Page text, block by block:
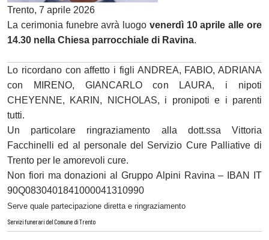
Trento, 7 aprile 2026
La cerimonia funebre avrà luogo venerdì 10 aprile alle ore
14.30 nella Chiesa parrocchiale di Ravina.
Lo ricordano con affetto i figli ANDREA, FABIO, ADRIANA
con MIRENO, GIANCARLO con LAURA, i nipoti
CHEYENNE, KARIN, NICHOLAS, i pronipoti e i parenti
tutti.
Un particolare ringraziamento alla dott.ssa Vittoria
Facchinelli ed al personale del Servizio Cure Palliative di
Trento per le amorevoli cure.
Non fiori ma donazioni al Gruppo Alpini Ravina – IBAN IT
90Q0830401841000041310990
Serve quale partecipazione diretta e ringraziamento
Servizi funerari del Comune di Trento